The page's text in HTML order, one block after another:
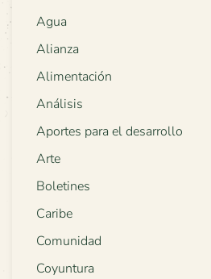
Agua
Alianza
Alimentación
Análisis
Aportes para el desarrollo
Arte
Boletines
Caribe
Comunidad
Coyuntura